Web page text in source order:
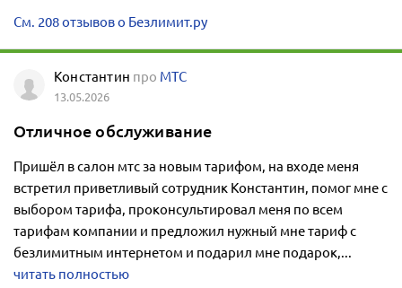
См. 208 отзывов о Безлимит.ру
Константин про МТС
13.05.2026
Отличное обслуживание
Пришёл в салон мтс за новым тарифом, на входе меня
встретил приветливый сотрудник Константин, помог мне с
выбором тарифа, проконсультировал меня по всем
тарифам компании и предложил нужный мне тариф с
безлимитным интернетом и подарил мне подарок,...
читать полностью